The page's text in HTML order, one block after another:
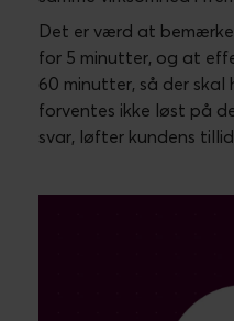
kundeservice
Det første skridt for at
måle den. Et KPI setup
indicators)er en
målepunkter for